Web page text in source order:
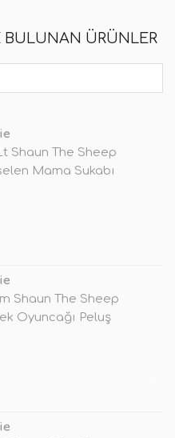
BULUNAN ÜRÜNLER
Shaun The Sheep
Mama Sukabı
Shaun The Sheep
Oyuncağı Peluş